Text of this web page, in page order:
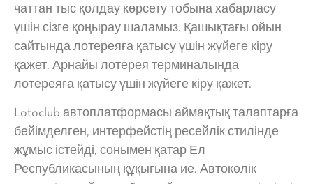
чаттан тыс қолдау көрсету тобына хабарласу
үшін сізге қоңырау шаламыз. Қашықтағы ойын
сайтында лотереяға қатысу үшін жүйеге кіру
қажет. Арнайы лотерея терминалында
лотереяға қатысу үшін жүйеге кіру қажет.
Lotoclub автоплатформасы аймақтық талаптарға
бейімделген, интерфейстің ресейлік стилінде
жұмыс істейді, сонымен қатар Ел
Республикасының құқығына ие. Автокөлік